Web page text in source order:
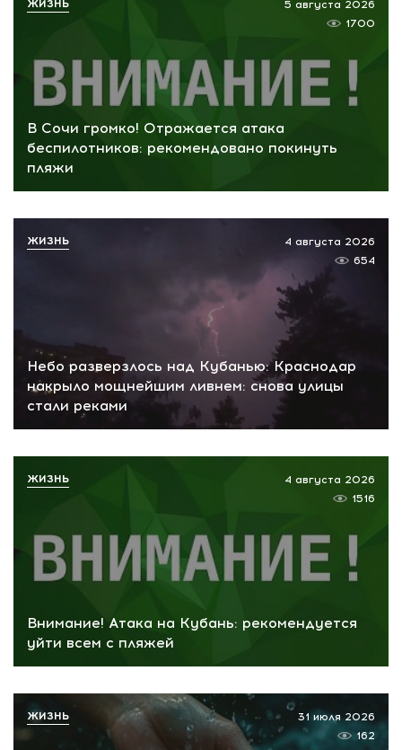
В Сочи громко! Отражается атака
беспилотников: рекомендовано покинуть
пляжи
5 августа 2026
1700
ЖИЗНЬ
Небо разверзлось над Кубанью: Краснодар
накрыло мощнейшим ливнем: снова улицы
стали реками
4 августа 2026
654
ЖИЗНЬ
Внимание! Атака на Кубань: рекомендуется
уйти всем с пляжей
4 августа 2026
1516
ЖИЗНЬ
31 июля 2026
162
ЖИЗНЬ